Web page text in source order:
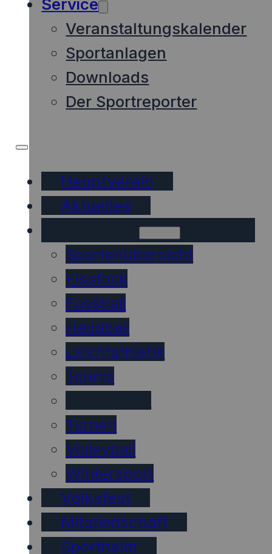
Service
Veranstaltungskalender
Sportanlagen
Downloads
Der Sportreporter
Hauptverein
Aktuelles
Spartenübersicht
Eisstock
Fussball
Handball
Leichtathletik
Tennis
Turnen
Volleyball
Wintersport
Volksfest
Mitgliedschaft
Sportheim